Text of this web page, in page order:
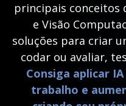
principais conceitos
e Visão
soluções para criar
codar ou avaliar,
Consiga aplicar
trabalho e